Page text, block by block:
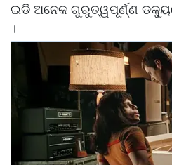
ଇଡି ଅନେକ ଗୁରୁତ୍ୱପୂର୍ଣ୍ଣ
।